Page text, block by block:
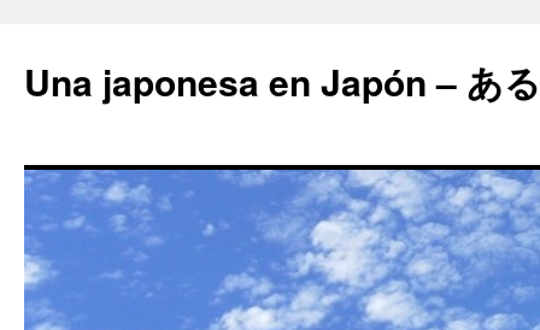
Una japonesa en Japón – あ